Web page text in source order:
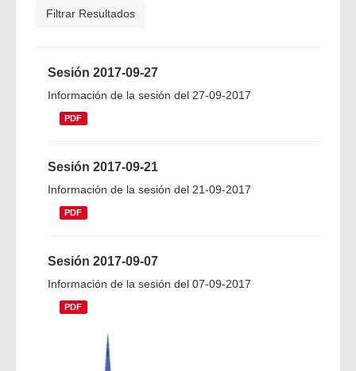
Filtrar Resultados
Sesión 2017-09-27
Información de la sesión del 27-09-2017
PDF
Sesión 2017-09-21
Información de la sesión del 21-09-2017
PDF
Sesión 2017-09-07
Información de la sesión del 07-09-2017
PDF